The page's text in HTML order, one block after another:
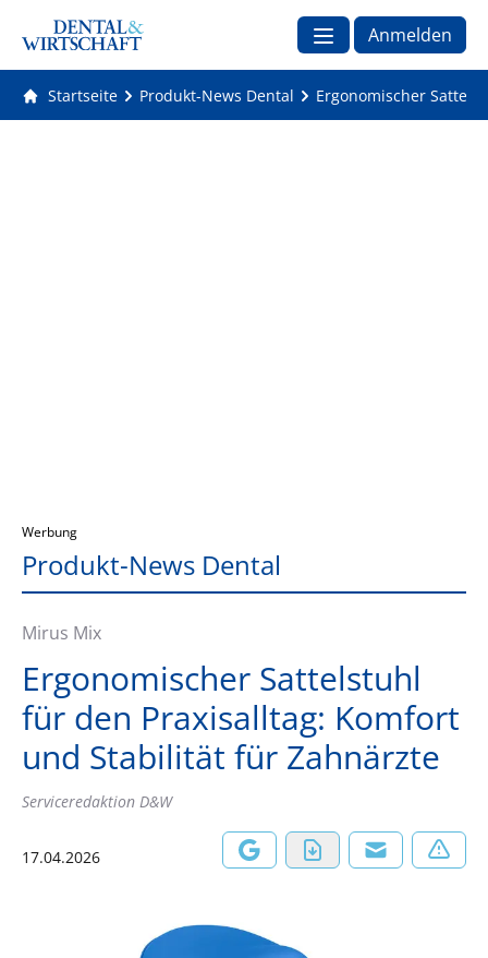
Anmelden
Startseite Produkt-News Dental Ergonomischer
Werbung
Produkt-News Dental
Mirus Mix
Ergonomischer Sattelstuhl
für den Praxisalltag: Komfort
und Stabilität für Zahnärzte
Serviceredaktion D&W
17.04.2026